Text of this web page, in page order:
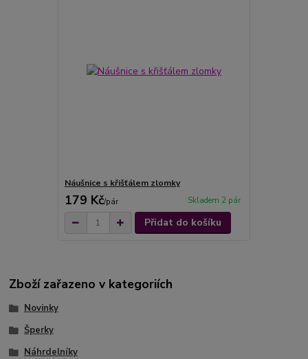
Náušnice s křišťálem zlomky
179 Kč/pár Skladem 2 pár
Přidat do košíku
Zboží zařazeno v kategoriích
Novinky
Šperky
Náhrdelníky